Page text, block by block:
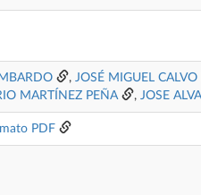
, JOSÉ MIGUEL
MARTÍNEZ PEÑA
, JOSE
PDF